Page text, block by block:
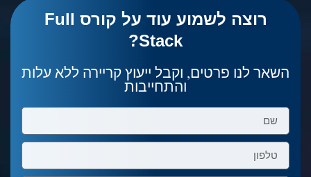
רוצה לשמוע עוד על קורס Full
Stack?
השאר לנו פרטים, וקבל ייעוץ קריירה ללא עלות
והתחייבות